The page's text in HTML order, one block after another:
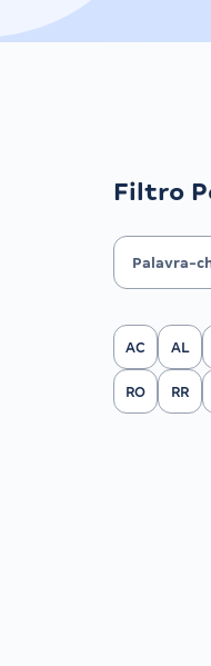
Filtro
Filtrar por
AC AL
RO RR